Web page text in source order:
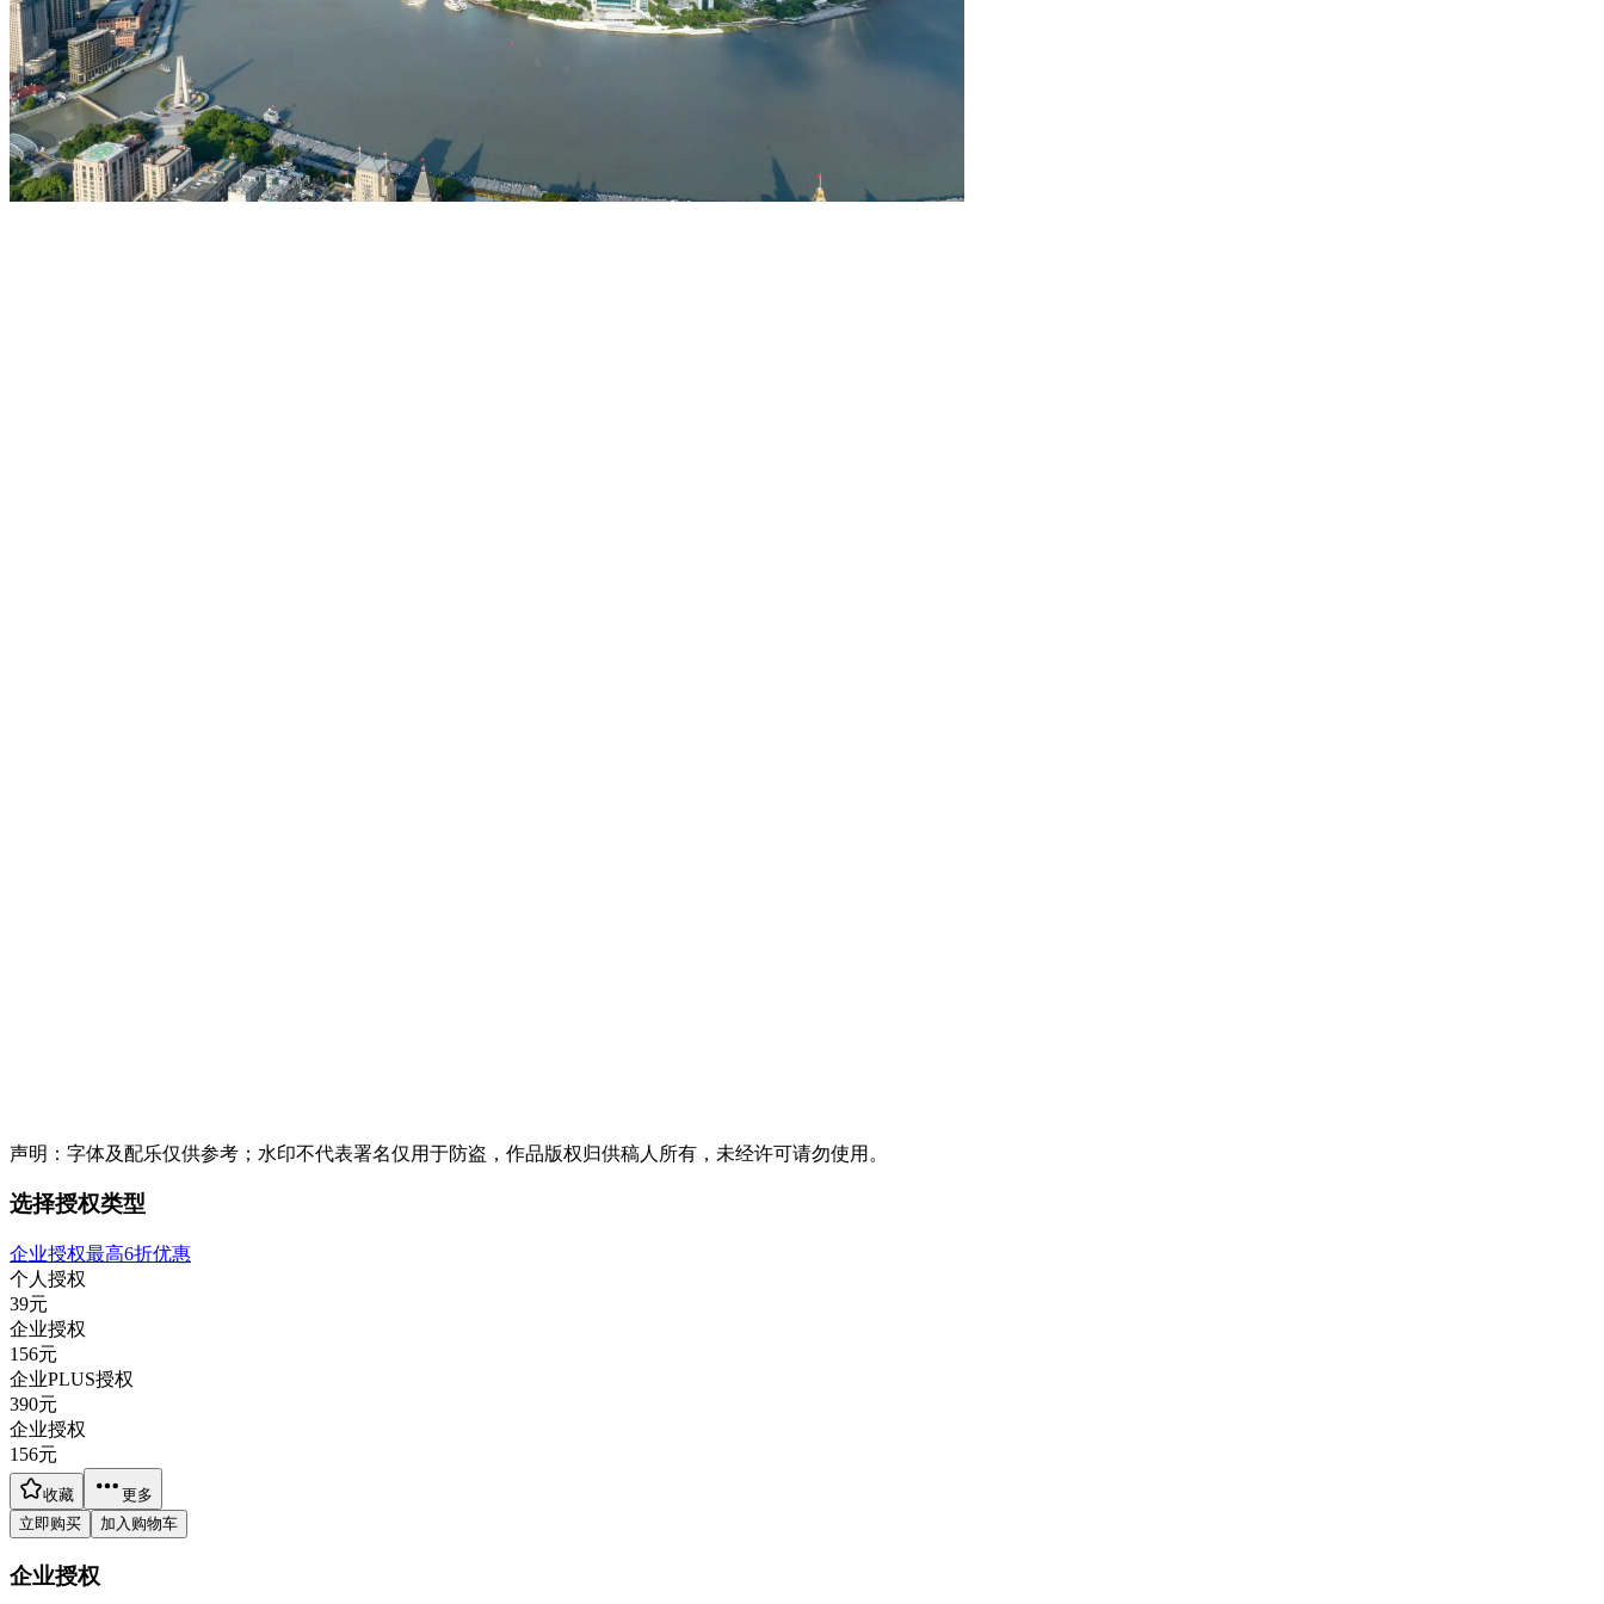
声明：字体及配乐仅供参考；水印不代表署名仅用于防盗，作品版权归供稿人所有，未经许可请勿使用。
选择授权类型
企业授权最高6折优惠
个人授权
39元
企业授权
156元
企业PLUS授权
390元
企业授权
156元
收藏
更多
立即购买
加入购物车
企业授权